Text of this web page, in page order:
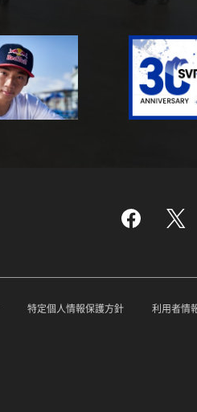
Facebook
X
特定個人情報保護方針 利用者情